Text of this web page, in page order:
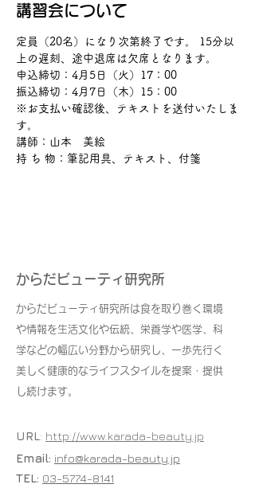
講習会について
定員（20名）になり次第終了です。 15分以
上の遅刻、途中退席は欠席となります。
申込締切：4月5日（火）17：00
振込締切：4月7日（木）15：00
※お支払い確認後、テキストを送付いたしま
す。
講師：山本　美絵
持 ち 物：筆記用具、テキスト、付箋
からだビューティ研究所
からだビューティ研究所は食を取り巻く環境
や情報を生活文化や伝統、栄養学や医学、科
学などの幅広い分野から研究し、一歩先行く
美しく健康的なライフスタイルを提案・提供
し続けます。
URL: http://www.karada-beauty.jp
Email: info@karada-beauty.jp
TEL: 03-5774-8141